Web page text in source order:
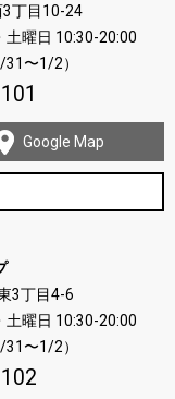
丁目10-24
曜日 10:30-20:00
〜1/2）
Google Map
3丁目4-6
曜日 10:30-20:00
〜1/2）